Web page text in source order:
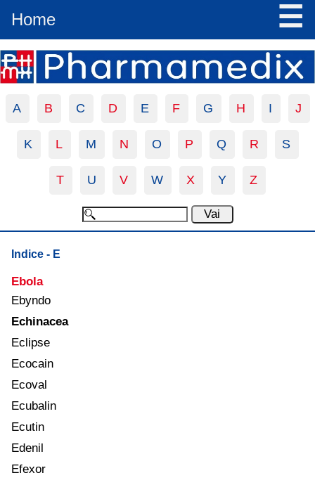
Home ☰
A B C D E F G H I J
K L M N O P Q R S
T U V W X Y Z
Indice - E
Ebola
Ebyndo
Echinacea
Eclipse
Ecocain
Ecoval
Ecubalin
Ecutin
Edenil
Efexor